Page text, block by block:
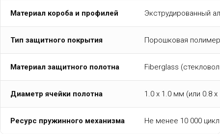
Материал короба и профилей Экструдированный
Тип защитного покрытия Порошковая
Материал защитного полотна Fiberglass
Диаметр ячейки полотна 1.0 х 1.0 мм (или 0.8
Ресурс пружинного механизма Не менее 10 000